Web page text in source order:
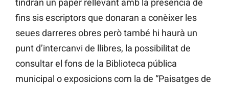
tindran un paper rellevant amb la presència de
fins sis escriptors que donaran a conèixer les
seues darreres obres però també hi haurà un
punt d’intercanvi de llibres, la possibilitat de
consultar el fons de la Biblioteca pública
municipal o exposicions com la de “Paisatges de